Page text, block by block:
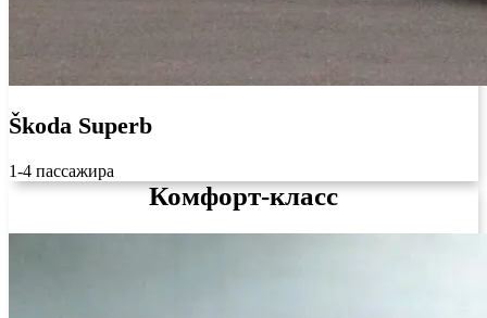
Škoda Superb
1-4 пассажира
Комфорт-класс